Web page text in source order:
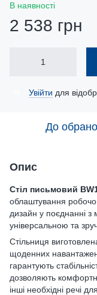
В наявності
2 538 грн
Увійти для
До
Опис
Стіл письмовий
облаштування
дизайн у поєднанні
універсальною та
Стільниця
щоденних
гарантують
дозволяють
інші необхідні речі